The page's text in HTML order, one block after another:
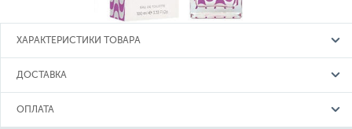
ХАРАКТЕРИСТИКИ ТОВАРА
ДОСТАВКА
ОПЛАТА